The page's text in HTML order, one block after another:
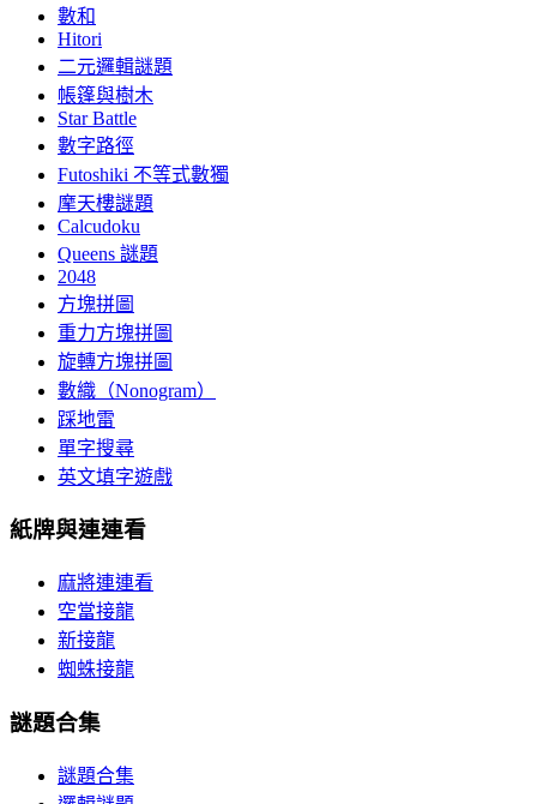
數和
Hitori
二元邏輯謎題
帳篷與樹木
Star Battle
數字路徑
Futoshiki 不等式數獨
摩天樓謎題
Calcudoku
Queens 謎題
2048
方塊拼圖
重力方塊拼圖
旋轉方塊拼圖
數織（Nonogram）
踩地雷
單字搜尋
英文填字遊戲
紙牌與連連看
麻將連連看
空當接龍
新接龍
蜘蛛接龍
謎題合集
謎題合集